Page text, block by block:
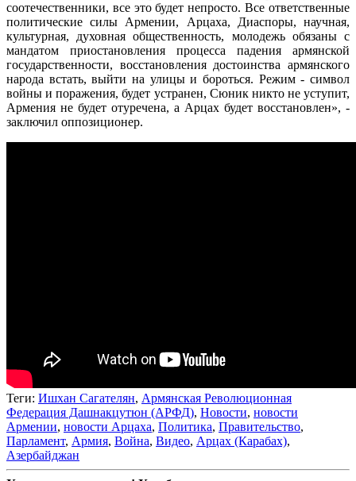
соотечественники, все это будет непросто. Все ответственные
политические силы Армении, Арцаха, Диаспоры, научная,
культурная, духовная общественность, молодежь обязаны с
мандатом приостановления процесса падения армянской
государственности, восстановления достоинства армянского
народа встать, выйти на улицы и бороться. Режим - символ
войны и поражения, будет устранен, Сюник никто не уступит,
Армения не будет отуречена, а Арцах будет восстановлен», -
заключил оппозиционер.
Теги: Ишхан Сагателян, Армянская Революционная
Федерация Дашнакцутюн (АРФД), Новости, новости
Армении, новости Арцаха, Политика, Правительство,
Парламент, Армия, Война, Видео, Арцах (Карабах),
Азербайджан